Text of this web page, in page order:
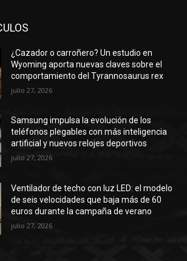
¿Cazador o carroñero? Un estudio en
Wyoming aporta nuevas claves sobre el
comportamiento del Tyrannosaurus rex
julio 27, 2026
Samsung impulsa la evolución de los
teléfonos plegables con más inteligencia
artificial y nuevos relojes deportivos
julio 27, 2026
Ventilador de techo con luz LED: el modelo
de seis velocidades que baja más de 60
euros durante la campaña de verano
julio 27, 2026